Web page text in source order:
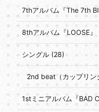
7thアルバム『The 7th
8thアルバム『LOOSE』
シングル (28)
2nd beat（カップリン
1stミニアルバム『BAD